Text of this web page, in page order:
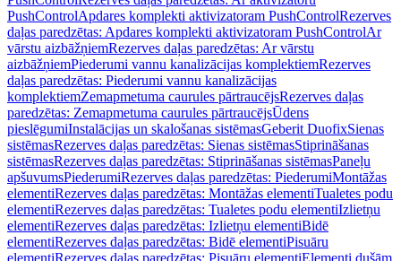
PushControlApdares komplekti aktivizatoram PushControlRezerves
daļas paredzētas: Apdares komplekti aktivizatoram PushControlAr
vārstu aizbāžņiemRezerves daļas paredzētas: Ar vārstu
aizbāžņiemPiederumi vannu kanalizācijas komplektiemRezerves
daļas paredzētas: Piederumi vannu kanalizācijas
komplektiemZemapmetuma caurules pārtraucējsRezerves daļas
paredzētas: Zemapmetuma caurules pārtraucējsŪdens
pieslēgumiInstalācijas un skalošanas sistēmasGeberit DuofixSienas
sistēmasRezerves daļas paredzētas: Sienas sistēmasStiprināšanas
sistēmasRezerves daļas paredzētas: Stiprināšanas sistēmasPaneļu
apšuvumsPiederumiRezerves daļas paredzētas: PiederumiMontāžas
elementiRezerves daļas paredzētas: Montāžas elementiTualetes podu
elementiRezerves daļas paredzētas: Tualetes podu elementiIzlietņu
elementiRezerves daļas paredzētas: Izlietņu elementiBidē
elementiRezerves daļas paredzētas: Bidē elementiPisuāru
elementiRezerves daļas paredzētas: Pisuāru elementiElementi dušām